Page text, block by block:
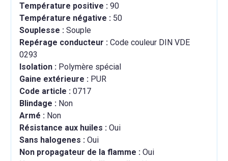
Température positive : 90
Température négative : 50
Souplesse : Souple
Repérage conducteur : Code couleur DIN VDE
0293
Isolation : Polymère spécial
Gaine extérieure : PUR
Code article : 0717
Blindage : Non
Armé : Non
Résistance aux huiles : Oui
Sans halogenes : Oui
Non propagateur de la flamme : Oui